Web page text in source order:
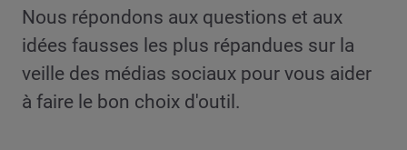
Nous répondons aux questions et aux
idées fausses les plus répandues sur la
veille des médias sociaux pour vous aider
à faire le bon choix d'outil.